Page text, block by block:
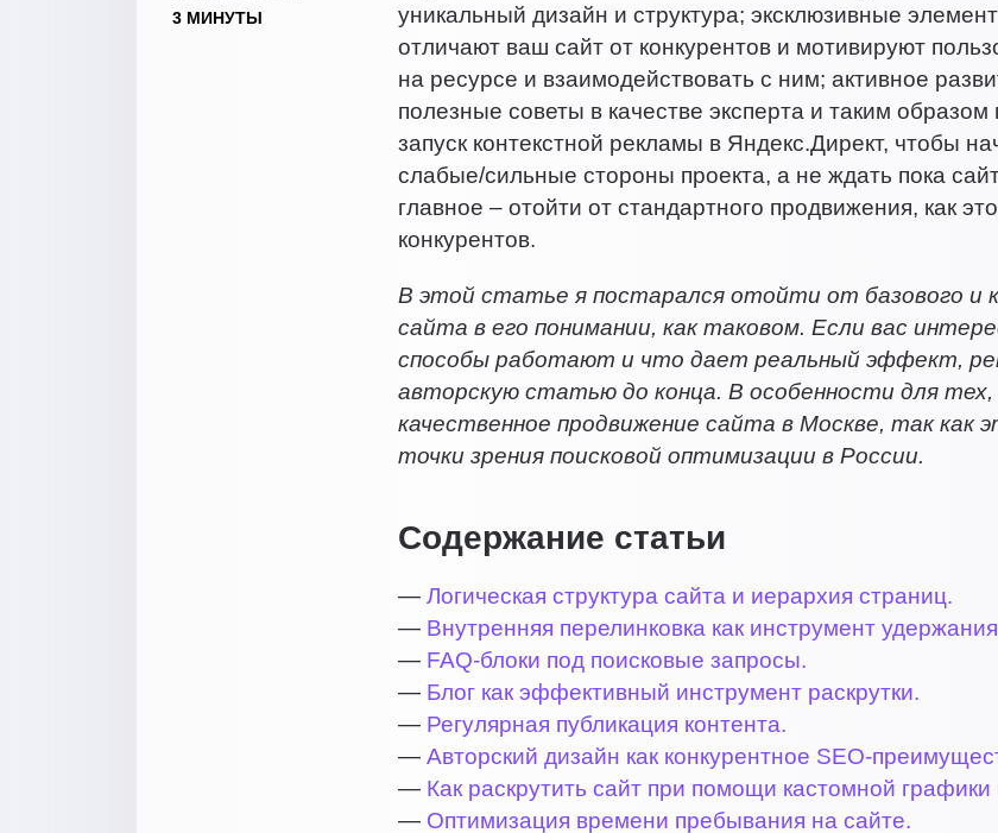
3 МИНУТЫ
уникальный дизайн и структура; эксклюзивные
отличают ваш сайт от конкурентов и мотивируют
на ресурсе и взаимодействовать с ним; активное
полезные советы в качестве эксперта и таким
запуск контекстной рекламы в Яндекс.Директ, чтобы
слабые/сильные стороны проекта, а не ждать пока
главное – отойти от стандартного продвижения, как
конкурентов.
В этой статье я постарался отойти от базового и
сайта в его понимании, как таковом. Если вас
способы работают и что дает реальный эффект,
авторскую статью до конца. В особенности для
качественное продвижение сайта в Москве, так как
точки зрения поисковой оптимизации в России.
Содержание статьи
— Логическая структура сайта и иерархия страниц.
— Внутренняя перелинковка как инструмент
— FAQ-блоки под поисковые запросы.
— Блог как эффективный инструмент раскрутки.
— Регулярная публикация контента.
— Авторский дизайн как конкурентное SEO-
— Как раскрутить сайт при помощи кастомной
— Оптимизация времени пребывания на сайте.